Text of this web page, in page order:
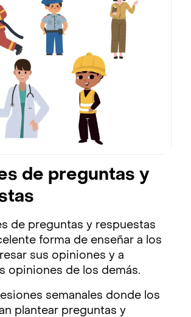
de preguntas y
de preguntas y respuestas
forma de enseñar a los
sus opiniones y a
opiniones de los demás.
semanales donde los
plantear preguntas y